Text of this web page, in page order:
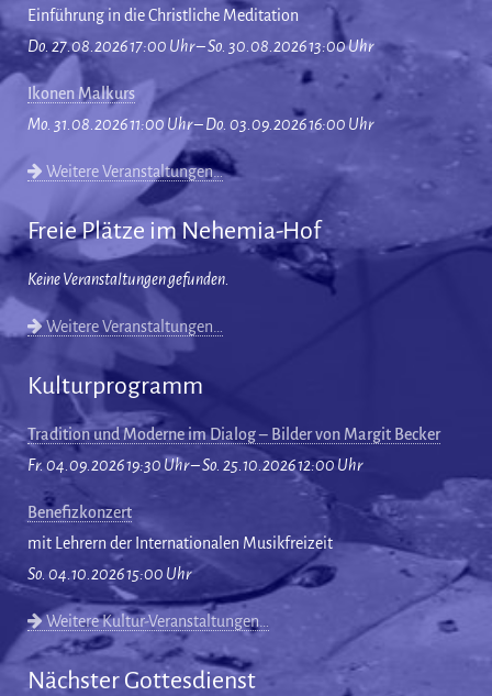
Einführung in die Christliche Meditation
Do. 27.08.2026 17:00 Uhr – So. 30.08.2026 13:00 Uhr
Ikonen Malkurs
Mo. 31.08.2026 11:00 Uhr – Do. 03.09.2026 16:00 Uhr
Weitere Veranstaltungen…
Freie Plätze im Nehemia-Hof
Keine Veranstaltungen gefunden.
Weitere Veranstaltungen…
Kulturprogramm
Tradition und Moderne im Dialog – Bilder von Margit Becker
Fr. 04.09.2026 19:30 Uhr – So. 25.10.2026 12:00 Uhr
Benefizkonzert
mit Lehrern der Internationalen Musikfreizeit
So. 04.10.2026 15:00 Uhr
Weitere Kultur-Veranstaltungen…
Nächster Gottesdienst